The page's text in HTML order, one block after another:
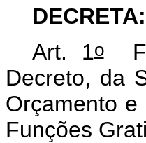
DECRETA:
Art. 1o
Decreto, da
Orçamento
Funções